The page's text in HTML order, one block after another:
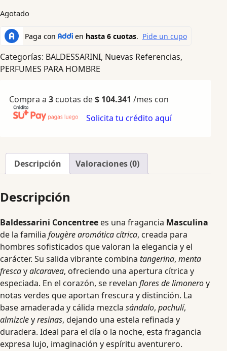
Agotado
Categorías: BALDESSARINI, Nuevas Referencias,
PERFUMES PARA HOMBRE
Compra a 3 cuotas de$ 104.341 /mes con
Solicita tu crédito aquí
Descripción Valoraciones (0)
Descripción
Baldessarini Concentree es una fragancia Masculina
de la familia fougère aromática cítrica, creada para
hombres sofisticados que valoran la elegancia y el
carácter. Su salida vibrante combina tangerina, menta
frescayalcaravea, ofreciendo una apertura cítrica y
especiada. En el corazón, se revelan flores de limoneroy
notas verdes que aportan frescura y distinción. La
base amaderada y cálida mezcla sándalo, pachulí,
almizcleyresinas, dejando una estela refinada y
duradera. Ideal para el día o la noche, esta fragancia
expresa lujo, imaginación y espíritu aventurero.